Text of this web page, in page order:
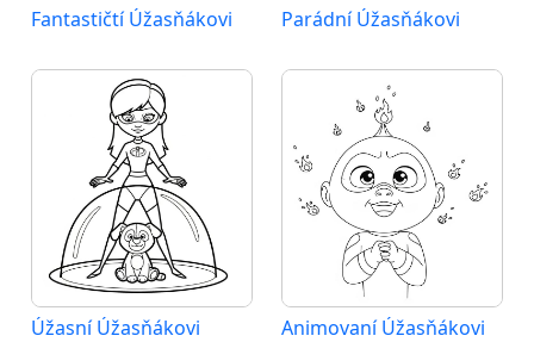
Fantastičtí Úžasňákovi Parádní Úžasňákovi
Úžasní Úžasňákovi Animovaní Úžasňákovi